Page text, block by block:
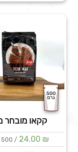
קקאו מובחר
24.00 ₪ / 500 גרם